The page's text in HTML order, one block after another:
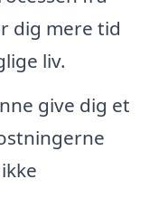
dig mere tid
liv.
give dig et